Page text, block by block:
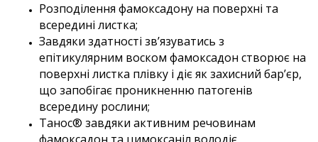
Розподілення фамоксадону на поверхні та
всередині листка;
Завдяки здатності зв’язуватись з
епітикулярним воском фамоксадон створює на
поверхні листка плівку і діє як захисний бар’єр,
що запобігає проникненню патогенів
всередину рослини;
Танос® завдяки активним речовинам